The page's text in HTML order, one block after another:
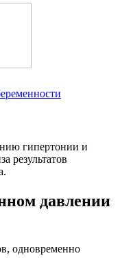
гипертонии и
результатов
давлении
одновременно